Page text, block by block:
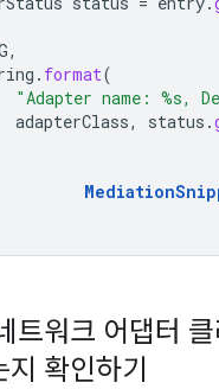
,
. format(
"Adapter name: %s,
adapterClass, status .
트워크 어댑터
확인하기